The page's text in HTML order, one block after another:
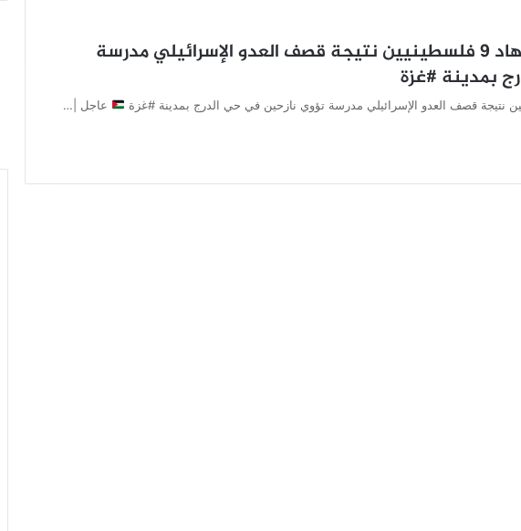
مصادر فلسطينية: استشهاد 9 فلسطينيين نتيجة قصف العدو الإسرائيلي مدرسة
بمدينة #غزة
عاجل |…